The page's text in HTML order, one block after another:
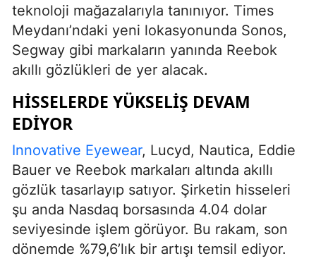
teknoloji mağazalarıyla tanınıyor. Times
Meydanı’ndaki yeni lokasyonunda Sonos,
Segway gibi markaların yanında Reebok
akıllı gözlükleri de yer alacak.
HISSELERDE YÜKSELIŞ DEVAM
EDIYOR
Innovative Eyewear, Lucyd, Nautica, Eddie
Bauer ve Reebok markaları altında akıllı
gözlük tasarlayıp satıyor. Şirketin hisseleri
şu anda Nasdaq borsasında 4.04 dolar
seviyesinde işlem görüyor. Bu rakam, son
dönemde %79,6’lık bir artışı temsil ediyor.